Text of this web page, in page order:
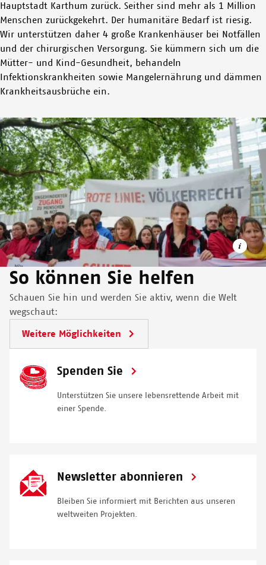
Jessica Comi (links) und Dr. Federica Iezzi entfernen eine Kugel
aus dem Körper eines Patienten. Er war oberhalb des Knies
von einer verirrten Kugel getroffen worden.
© ALA KHEIR/MSF
Hauptstadt Karthum zurück. Seither sind mehr als 1 Million
Menschen zurückgekehrt. Der humanitäre Bedarf ist riesig.
Wir unterstützen daher 4 große Krankenhäuser bei Notfällen
und der chirurgischen Versorgung. Sie kümmern sich um die
Mütter- und Kind-Gesundheit, behandeln
Infektionskrankheiten sowie Mangelernährung und dämmen
Krankheitsausbrüche ein.
Image
Wir setzen uns auch öffentlich für unsere Patient*innen ein,
hier gemeinsam mit 8 anderen Hilfsorganisationen vor dem
Auswärtigen Amt für den Schutz der Menschen in Gaza.
© MSF
So können Sie helfen
Schauen Sie hin und werden Sie aktiv, wenn die Welt
wegschaut:
Weitere Möglichkeiten
SVG
Icon
Spenden Sie
Unterstützen Sie unsere lebensrettende Arbeit mit
einer Spende.
SVG
Icon
Newsletter abonnieren
Bleiben Sie informiert mit Berichten aus unseren
weltweiten Projekten.